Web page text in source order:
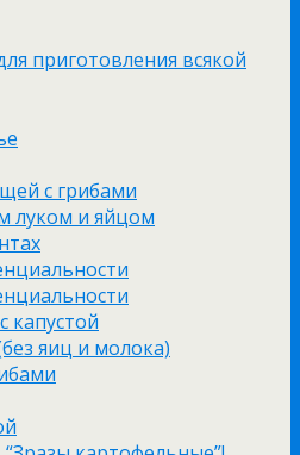
приготовления всякой
с грибами
луком и яйцом
капустой
яиц и молока)